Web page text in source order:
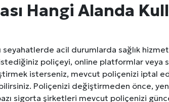
Hangi Alanda
seyahatlerde acil durumlarda sağlık
poliçeyi, online platformlar veya
isterseniz, mevcut poliçenizi iptal
Poliçenizi değiştirmeden önce,
sigorta şirketleri mevcut poliçenizi
ve İdeal Erkek Yurdu İmkânları
Gücü
Korumak